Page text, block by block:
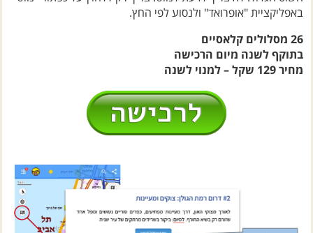
בתוקף לשנה מיום הרכישה
מחיר 129 שקל – למנוי לשנה